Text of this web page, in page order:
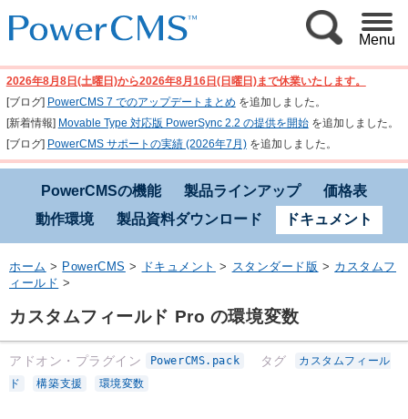
Menu
2026年8月8日(土曜日)から2026年8月16日(日曜日)まで休業いたします。
[ブログ] PowerCMS 7 でのアップデートまとめ を追加しました。
[新着情報] Movable Type 対応版 PowerSync 2.2 の提供を開始を追加しました。
[ブログ] PowerCMS サポートの実績 (2026年7月)を追加しました。
PowerCMSの機能 製品ラインアップ
価格表
動作環境
製品資料ダウンロード ドキュメント
ホーム > PowerCMS > ドキュメント > スタンダード版 > カスタムフ
ィールド >
カスタムフィールド Pro の環境変数
アドオン・プラグイン PowerCMS.pack タグ
カスタムフィール
ド
構築支援 環境変数